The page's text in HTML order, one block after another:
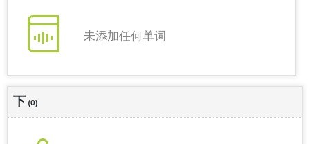
未添加任何单词
下 (0)